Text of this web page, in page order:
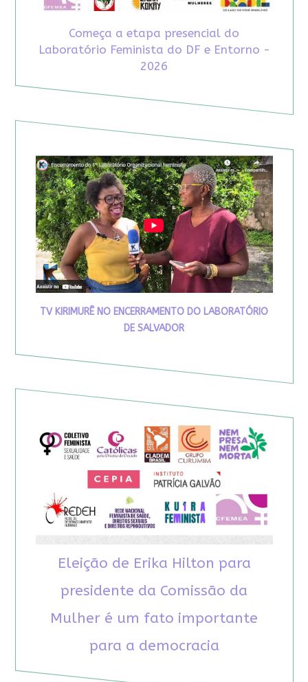
Começa a etapa presencial do
Laboratório Feminista do DF e Entorno -
2026
TV KIRIMURÊ NO ENCERRAMENTO DO LABORATÓRIO
DE SALVADOR
Eleição de Erika Hilton para
presidente da Comissão da
Mulher é um fato importante
para a democracia